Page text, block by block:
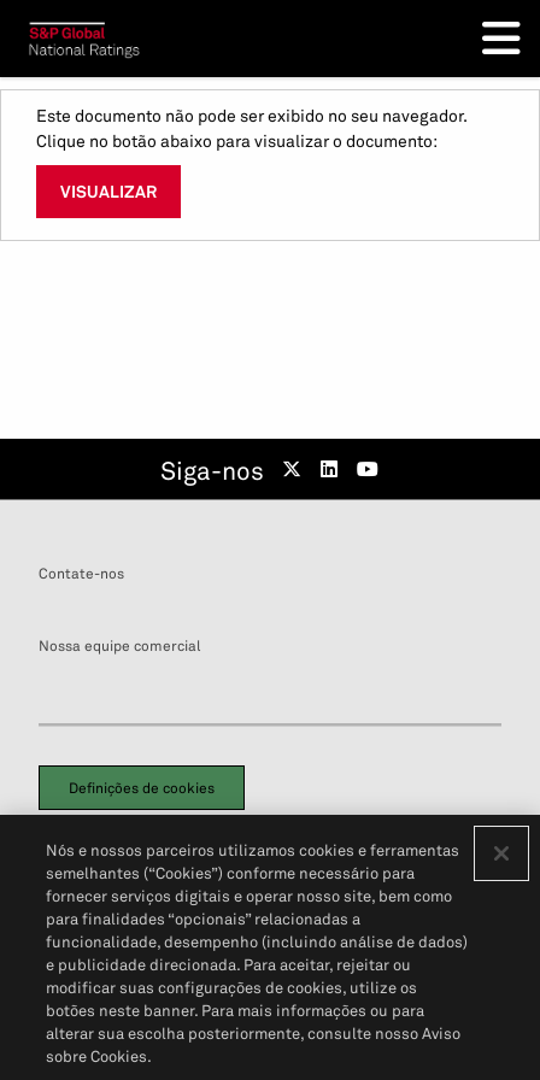
Este documento não pode ser exibido no seu navegador.
Clique no botão abaixo para visualizar o documento:
VISUALIZAR
Siga-nos
Contate-nos
Nossa equipe comercial
Definições de cookies
Política de PrivacidadePortal de privacidade do cliente (em inglês)
Não Venda Minhas Informações Pessoais© 2026 S&P Global
Nós e nossos parceiros utilizamos cookies e ferramentas
semelhantes (“Cookies”) conforme necessário para
fornecer serviços digitais e operar nosso site, bem como
para finalidades “opcionais” relacionadas a
funcionalidade, desempenho (incluindo análise de dados)
e publicidade direcionada. Para aceitar, rejeitar ou
modificar suas configurações de cookies, utilize os
botões neste banner. Para mais informações ou para
alterar sua escolha posteriormente, consulte nosso Aviso
sobre Cookies.